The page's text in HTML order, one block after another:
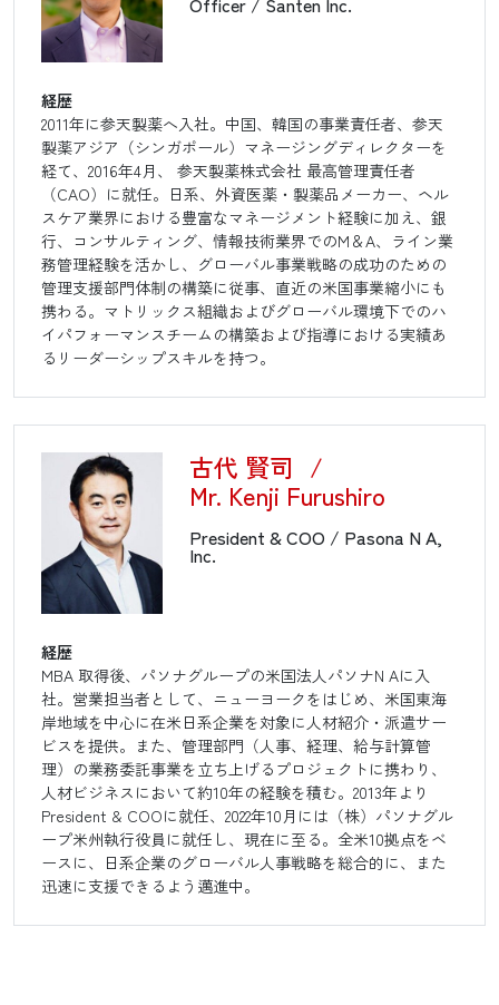
経歴
2011年に参天製薬へ入社。中国、韓国の事業責任者、参天
製薬アジア（シンガポール）マネージングディレクターを
経て、2016年4月、 参天製薬株式会社 最高管理責任者
（CAO）に就任。日系、外資医薬・製薬品メーカー、ヘル
スケア業界における豊富なマネージメント経験に加え、銀
行、コンサルティング、情報技術業界でのM＆A、ライン業
務管理経験を活かし、グローバル事業戦略の成功のための
管理支援部門体制の構築に従事、直近の米国事業縮小にも
携わる。マトリックス組織およびグローバル環境下でのハ
イパフォーマンスチームの構築および指導における実績あ
るリーダーシップスキルを持つ。
古代 賢司 /
Mr. Kenji Furushiro
President & COO / Pasona N A,
Inc.
経歴
MBA 取得後、パソナグループの米国法人パソナN Aに入
社。営業担当者として、ニューヨークをはじめ、米国東海
岸地域を中心に在米日系企業を対象に人材紹介・派遣サー
ビスを提供。また、管理部門（人事、経理、給与計算管
理）の業務委託事業を立ち上げるプロジェクトに携わり、
人材ビジネスにおいて約10年の経験を積む。2013年より
President & COOに就任、2022年10月には（株）パソナグル
ープ米州執行役員に就任し、現在に至る。全米10拠点をベ
ースに、日系企業のグローバル人事戦略を総合的に、また
迅速に支援できるよう邁進中。